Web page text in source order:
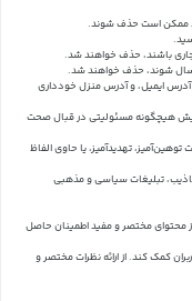
ممکن است حذف شوند.
باشند، حذف خواهند شد.
شوند، حذف خواهند شد.
آدرس ایمیل، و آدرس منزل خودداری
هیچگونه مسئولیتی در قبال صحت
تهدیدآمیز، یا حاوی الفاظ
تبلیغات سیاسی و مذهبی
و حداکثر 500 کاراکتر باشند تا از محتوای مختصر و مفید اطمینان حاصل
کمک کند.از ارائه نظرات مختصر و